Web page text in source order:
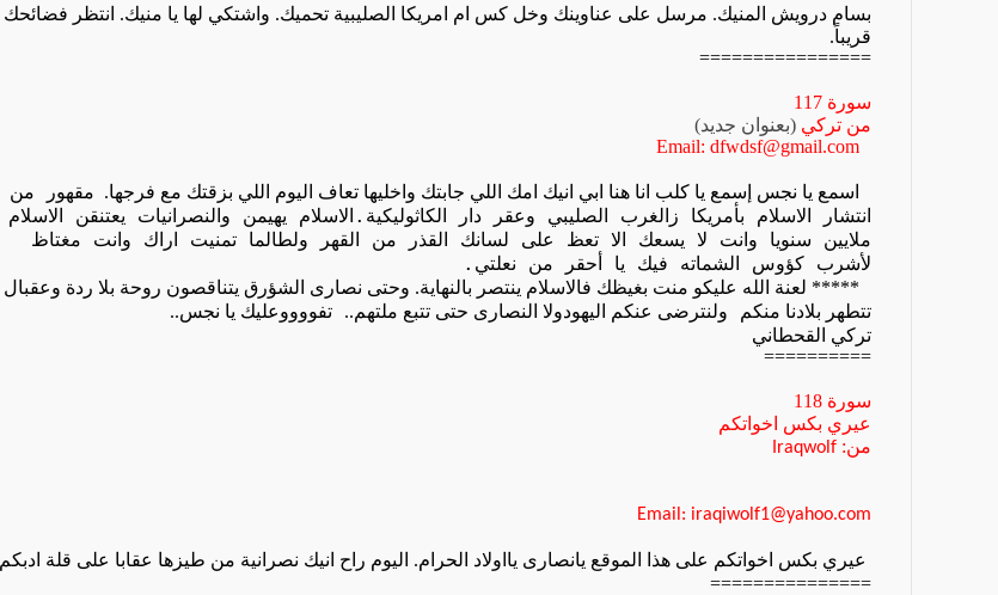
بسام درويش المنيك. مرسل على عناوينك وخل كس ام امريكا الصليبية تحميك. واشتكي لها يا منيك. انتظر فضائحك
قريباً.
================
سورة 117
من تركي (بعنوان جديد)
Email: dfwdsf@gmail.com
اسمع يا نجس إسمع يا كلب انا هنا ابي انيك امك اللي جابتك واخليها تعاف اليوم اللي بزقتك مع فرجها. مقهور
من
انتشار
الاسلام بأمريكا زالغرب الصليبي وعقر دار الكاثوليكية . الاسلام يهيمن والنصرانيات يعتنقن
الاسلام
ملايين
سنويا وانت لا يسعك الا تعظ على لسانك القذر من القهر ولطالما تمنيت اراك وانت
مغتاظ
لأشرب
كؤوس الشماته فيك يا أحقر من نعلتي .
***** لعنة الله عليكو منت بغيظك فالاسلام ينتصر بالنهاية. وحتى نصارى الشؤرق يتناقصون روحة بلا ردة وعقبال
تتطهر بلادنا منكم
ولنترضى عنكم اليهودولا النصارى حتى تتبع ملتهم..
تفووووعليك يا نجس..
تركي القحطاني
==========
سورة 118
عيري بكس اخواتكم
من: Iraqwolf
Email: iraqiwolf1@yahoo.com
عيري بكس اخواتكم على هذا الموقع يانصارى يااولاد الحرام. اليوم راح انيك نصرانية من طيزها عقابا على قلة ادبكم
===============